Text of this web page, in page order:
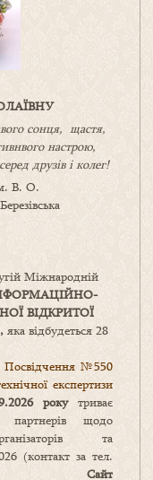
сонця, щастя,
настрою,
серед друзів і колег!
В. О.
Міжнародній
ВІДКРИТОЇ
яка відбудеться 28
Посвідчення №550
експертизи
рокутриває
партнерів щодо
та
(контакт за тел.
Сайт